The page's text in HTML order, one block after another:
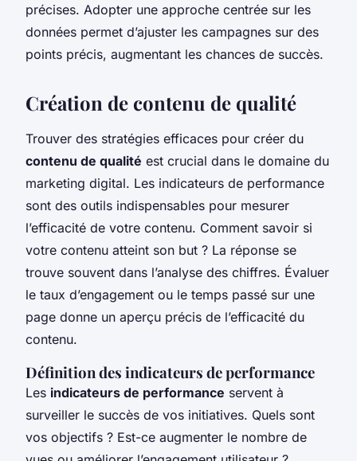
précises. Adopter une approche centrée sur les
données permet d’ajuster les campagnes sur des
points précis, augmentant les chances de succès.
Création de contenu de qualité
Trouver des stratégies efficaces pour créer du
contenu de qualité est crucial dans le domaine du
marketing digital. Les indicateurs de performance
sont des outils indispensables pour mesurer
l’efficacité de votre contenu. Comment savoir si
votre contenu atteint son but ? La réponse se
trouve souvent dans l’analyse des chiffres. Évaluer
le taux d’engagement ou le temps passé sur une
page donne un aperçu précis de l’efficacité du
contenu.
Définition des indicateurs de performance
Les indicateurs de performance servent à
surveiller le succès de vos initiatives. Quels sont
vos objectifs ? Est-ce augmenter le nombre de